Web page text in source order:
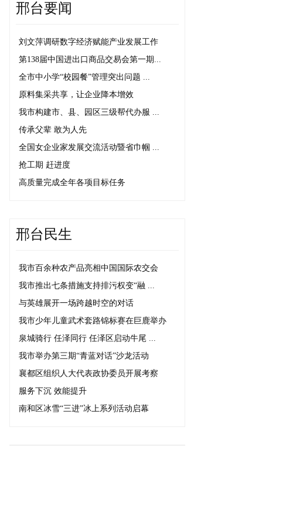
邢台要闻
刘文萍调研数字经济赋能产业发展工作
第138届中国进出口商品交易会第一期...
全市中小学“校园餐”管理突出问题 ...
原料集采共享，让企业降本增效
我市构建市、县、园区三级帮代办服 ...
传承父辈 敢为人先
全国女企业家发展交流活动暨省巾帼 ...
抢工期 赶进度
高质量完成全年各项目标任务
邢台民生
我市百余种农产品亮相中国国际农交会
我市推出七条措施支持排污权变“融 ...
与英雄展开一场跨越时空的对话
我市少年儿童武术套路锦标赛在巨鹿举办
泉城骑行 任泽同行 任泽区启动牛尾 ...
我市举办第三期“青蓝对话”沙龙活动
襄都区组织人大代表政协委员开展考察
服务下沉 效能提升
南和区冰雪“三进”冰上系列活动启幕